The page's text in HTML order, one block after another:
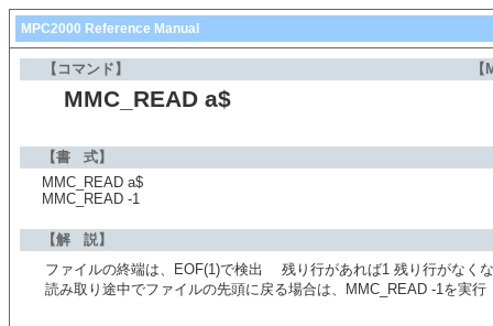
MPC2000 Reference Manual
【コマンド】
MMC_READ a$
【書 式】
MMC_READ a$
MMC_READ -1
【解 説】
ファイルの終端は、EOF(1)で検出 残り行があれば1 残り行がなく
読み取り途中でファイルの先頭に戻る場合は、MMC_READ -1を実行